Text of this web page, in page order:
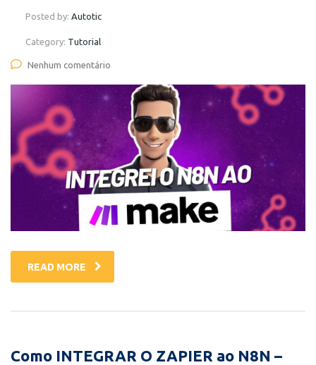
Posted by: Autotic
Category: Tutorial
Nenhum comentário
READ MORE
Como INTEGRAR O ZAPIER ao N8N –